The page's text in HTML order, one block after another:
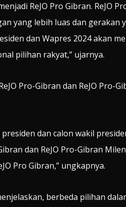
ReJO Pro Gibran. ReJO
yang lebih luas dan gerakan
dan Wapres 2024 akan
pilihan rakyat,” ujarnya.
Pro-Gibran dan ReJO Pro-
dan calon wakil
dan ReJO Pro-Gibran
Pro Gibran,” ungkapnya.
berbeda pilihan